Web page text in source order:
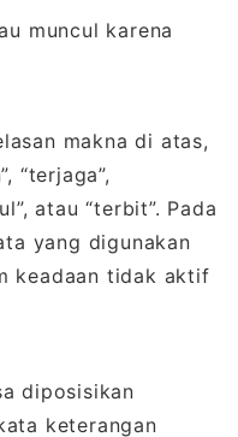
muncul karena
makna di atas,
“terjaga”,
atau “terbit”. Pada
yang digunakan
keadaan tidak aktif
diposisikan
keterangan